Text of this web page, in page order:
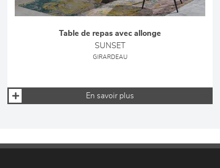
Table de repas avec allonge
SUNSET
GIRARDEAU
En savoir plus